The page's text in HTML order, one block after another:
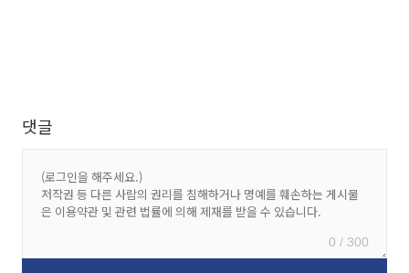
댓글
0 / 300